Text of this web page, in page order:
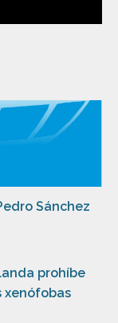
Sánchez
prohíbe
xenófobas